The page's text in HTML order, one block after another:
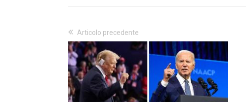
Articolo precedente